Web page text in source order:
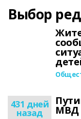
Выбор
431 дней
назад МВД